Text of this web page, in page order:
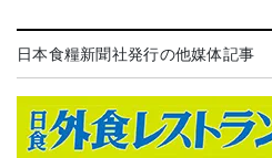
日本食糧新聞社発行の他媒体記事